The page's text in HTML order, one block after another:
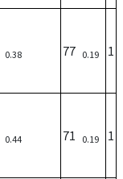
0.38 77 0.19 1
0.44 71 0.19 1